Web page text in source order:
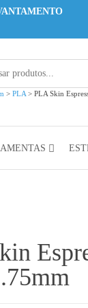
> PLA > PLA Skin